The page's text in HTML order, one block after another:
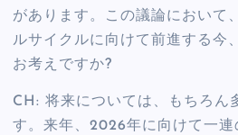
があります。この議論において
ルサイクルに向けて前進する今
お考えですか?
CH: 将来については、もちろん
す。来年、2026年に向けて一